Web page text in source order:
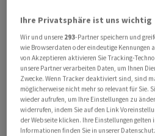
Der bekannteste Wall-Street-
Industrial legte im frühen
38 605,45 Punkte zu. Der
0,24 Prozent auf 5012,28
100 um 0,18 Prozent auf 17
Damit blieben die Indizes dicht
Ihre Privatsphäre ist uns wichtig
Wir und unsere 293-Partner speichern und
wie Browserdaten oder eindeutige Kennungen
von Akzeptieren aktivieren Sie Tracking-
unsere Partner verarbeiten Daten, um Ihnen
Zwecke. Wenn Tracker deaktiviert sind, sind
möglicherweise nicht mehr so relevant für Sie.
wieder aufrufen, um Ihre Einstellungen zu
widerrufen, indem Sie auf den Link
der Webseite klicken. Ihre Einstellungen gelten
Informationen finden Sie in unserer